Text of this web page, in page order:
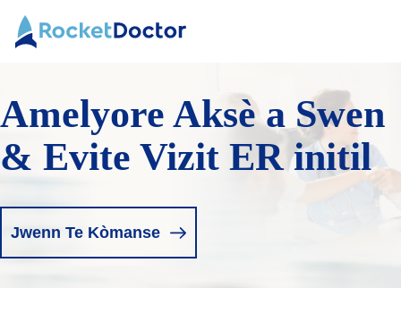
nanDoktè
fize
Amelyore Aksè a Swen
& Evite Vizit ER initil
Jwenn Te Kòmanse